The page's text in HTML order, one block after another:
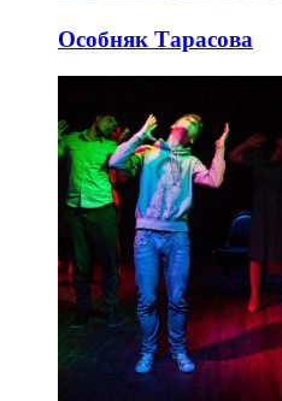
Особняк Тарасова